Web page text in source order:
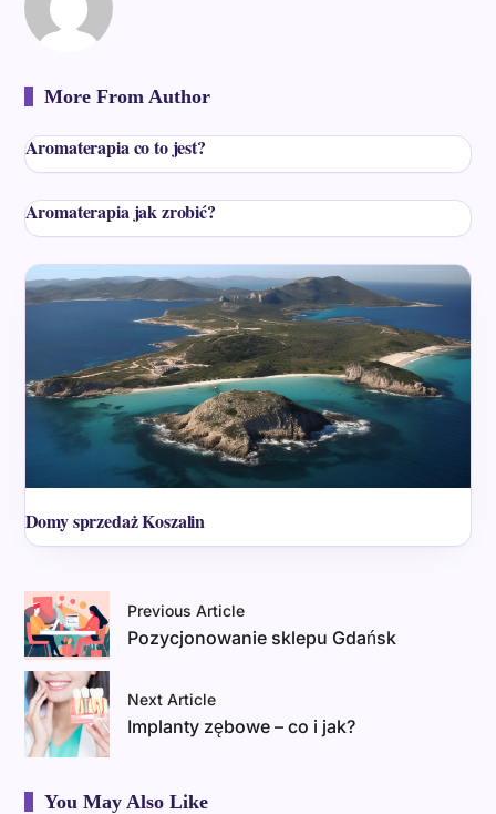
More From Author
Aromaterapia co to jest?
Aromaterapia jak zrobić?
Domy sprzedaż Koszalin
Previous Article
Pozycjonowanie sklepu Gdańsk
Next Article
Implanty zębowe – co i jak?
You May Also Like